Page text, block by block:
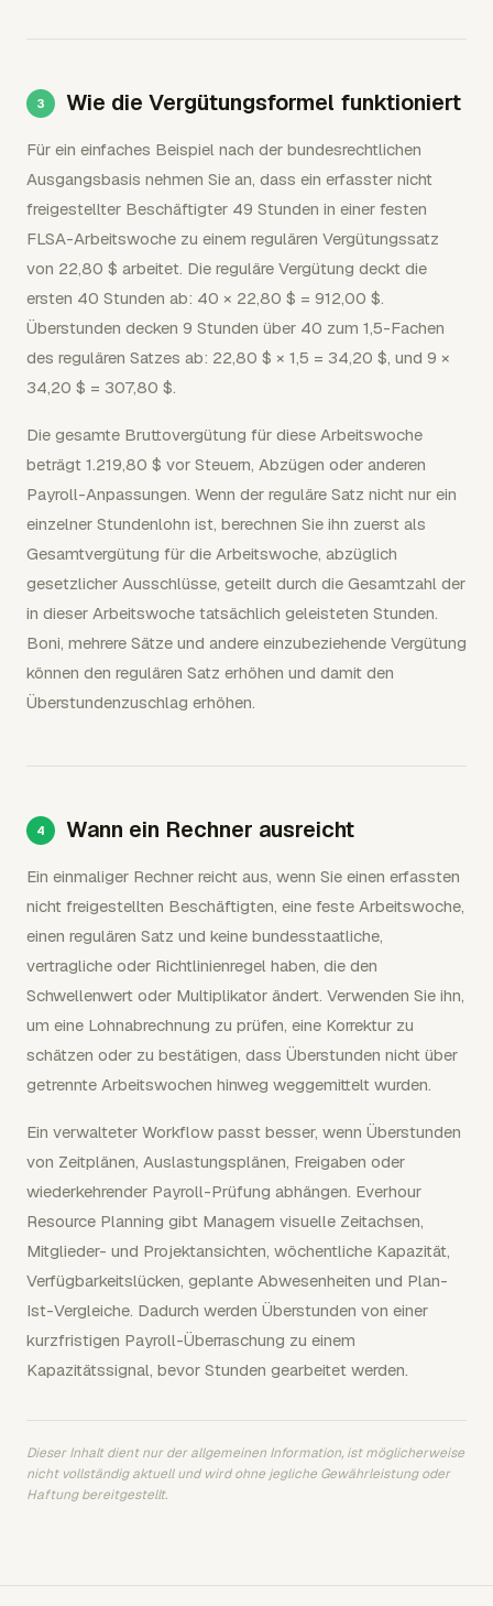
Wie die Vergütungsformel funktioniert
Für ein einfaches Beispiel nach der bundesrechtlichen
Ausgangsbasis nehmen Sie an, dass ein erfasster nicht
freigestellter Beschäftigter 49 Stunden in einer festen
FLSA-Arbeitswoche zu einem regulären Vergütungssatz
von 22,80 $ arbeitet. Die reguläre Vergütung deckt die
ersten 40 Stunden ab: 40 × 22,80 $ = 912,00 $.
Überstunden decken 9 Stunden über 40 zum 1,5-Fachen
des regulären Satzes ab: 22,80 $ × 1,5 = 34,20 $, und 9 ×
34,20 $ = 307,80 $.
Die gesamte Bruttovergütung für diese Arbeitswoche
beträgt 1.219,80 $ vor Steuern, Abzügen oder anderen
Payroll-Anpassungen. Wenn der reguläre Satz nicht nur ein
einzelner Stundenlohn ist, berechnen Sie ihn zuerst als
Gesamtvergütung für die Arbeitswoche, abzüglich
gesetzlicher Ausschlüsse, geteilt durch die Gesamtzahl der
in dieser Arbeitswoche tatsächlich geleisteten Stunden.
Boni, mehrere Sätze und andere einzubeziehende Vergütung
können den regulären Satz erhöhen und damit den
Überstundenzuschlag erhöhen.
Wann ein Rechner ausreicht
Ein einmaliger Rechner reicht aus, wenn Sie einen erfassten
nicht freigestellten Beschäftigten, eine feste Arbeitswoche,
einen regulären Satz und keine bundesstaatliche,
vertragliche oder Richtlinienregel haben, die den
Schwellenwert oder Multiplikator ändert. Verwenden Sie ihn,
um eine Lohnabrechnung zu prüfen, eine Korrektur zu
schätzen oder zu bestätigen, dass Überstunden nicht über
getrennte Arbeitswochen hinweg weggemittelt wurden.
Ein verwalteter Workflow passt besser, wenn Überstunden
von Zeitplänen, Auslastungsplänen, Freigaben oder
wiederkehrender Payroll-Prüfung abhängen. Everhour
Resource Planning gibt Managern visuelle Zeitachsen,
Mitglieder- und Projektansichten, wöchentliche Kapazität,
Verfügbarkeitslücken, geplante Abwesenheiten und Plan-
Ist-Vergleiche. Dadurch werden Überstunden von einer
kurzfristigen Payroll-Überraschung zu einem
Kapazitätssignal, bevor Stunden gearbeitet werden.
Dieser Inhalt dient nur der allgemeinen Information, ist möglicherweise
nicht vollständig aktuell und wird ohne jegliche Gewährleistung oder
Haftung bereitgestellt.